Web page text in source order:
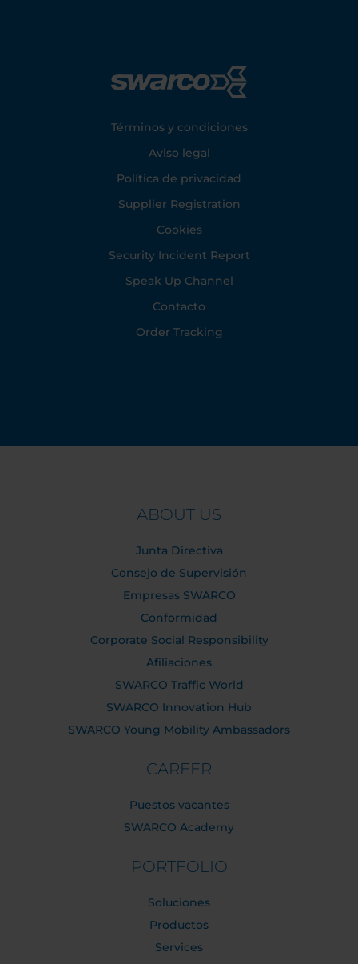
Términos y condiciones
Aviso legal
Política de privacidad
Supplier Registration
Cookies
Security Incident Report
Speak Up Channel
Contacto
Order Tracking
ABOUT US
Junta Directiva
Consejo de Supervisión
Empresas SWARCO
Conformidad
Corporate Social Responsibility
Afiliaciones
SWARCO Traffic World
SWARCO Innovation Hub
SWARCO Young Mobility Ambassadors
CAREER
Puestos vacantes
SWARCO Academy
PORTFOLIO
Soluciones
Productos
Services